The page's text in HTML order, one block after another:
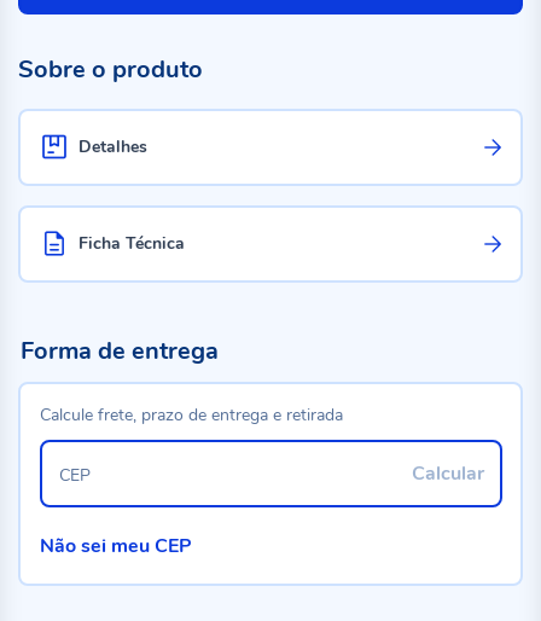
Sobre o produto
Detalhes
Ficha Técnica
Forma de entrega
Calcule frete, prazo de entrega e retirada
Calcular
CEP
Não sei meu CEP